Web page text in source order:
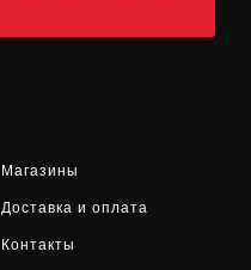
Магазины
Доставка и оплата
Контакты